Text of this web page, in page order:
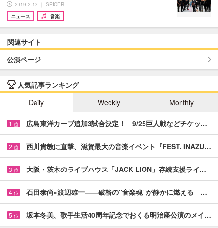
2019.2.12 ｜ SPICER
ニュース
音楽
関連サイト
公演ページ
人気記事ランキング
Daily
Weekly Monthly
1 位 広島東洋カープ追加3試合決定！ 9/25巨人戦などチケッ…
2 位 西川貴教に直撃、滋賀最大の音楽イベント『FEST. INAZU…
3 位 大阪・茨木のライブハウス「JACK LION」存続支援ライ…
4 位 石田泰尚×渡辺雄一――破格の“音楽魂”が静かに燃える …
5 位 坂本冬美、歌手生活40周年記念でおくる明治座公演のメイ…